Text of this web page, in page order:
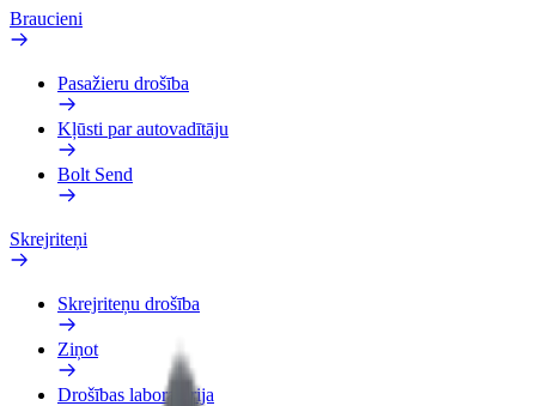
Braucieni
Pasažieru drošība
Kļūsti par autovadītāju
Bolt Send
Skrejriteņi
Skrejriteņu drošība
Ziņot
Drošības laboratorija